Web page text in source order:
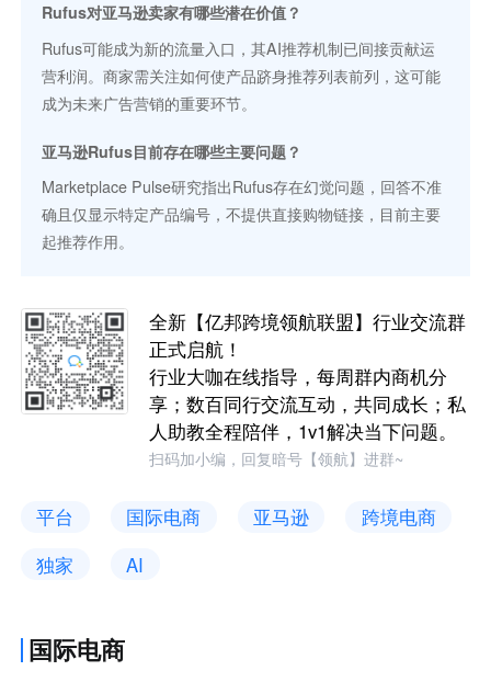
Rufus对亚马逊卖家有哪些潜在价值？
Rufus可能成为新的流量入口，其AI推荐机制已间接贡献运
营利润。商家需关注如何使产品跻身推荐列表前列，这可能
成为未来广告营销的重要环节。
亚马逊Rufus目前存在哪些主要问题？
Marketplace Pulse研究指出Rufus存在幻觉问题，回答不准
确且仅显示特定产品编号，不提供直接购物链接，目前主要
起推荐作用。
全新【亿邦跨境领航联盟】行业交流群
正式启航！
行业大咖在线指导，每周群内商机分
享；数百同行交流互动，共同成长；私
人助教全程陪伴，1v1解决当下问题。
扫码加小编，回复暗号【领航】进群~
平台 国际电商 亚马逊
跨境电商
独家
AI
国际电商